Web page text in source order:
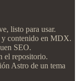
listo para usar.
contenido en MDX.
SEO.
el repositorio.
Astro de un tema